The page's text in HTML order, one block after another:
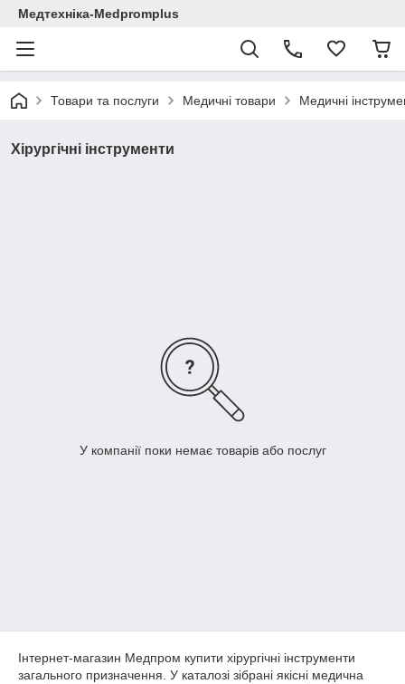
Медтехніка-Medpromplus
Товари та послуги Медичні товари Медичні
Хірургічні інструменти
У компанії поки немає товарів або послуг
Інтернет-магазин Медпром купити хірургічні інструменти
загального призначення. У каталозі зібрані якісні медична